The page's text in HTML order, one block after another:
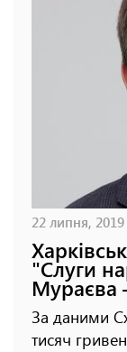
22 липня,
"Слуги
За даними
тисяч